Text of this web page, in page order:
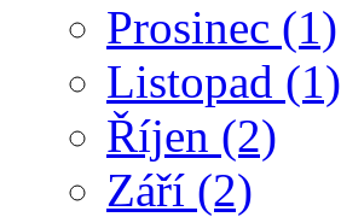
Prosinec (1)
Listopad (1)
Říjen (2)
Září (2)